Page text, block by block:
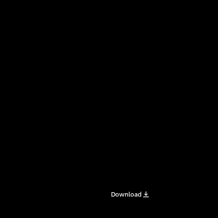
Download